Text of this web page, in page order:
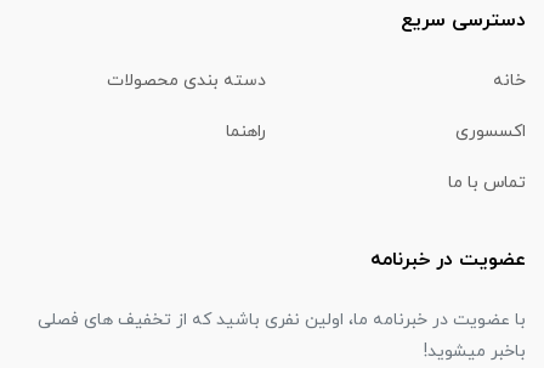
دسترسی سریع
خانه دسته بندی محصولات
اکسسوری راهنما
تماس با ما
عضویت در خبرنامه
با عضویت در خبرنامه ما، اولین نفری باشید که از تخفیف های فصلی
باخبر میشوید!